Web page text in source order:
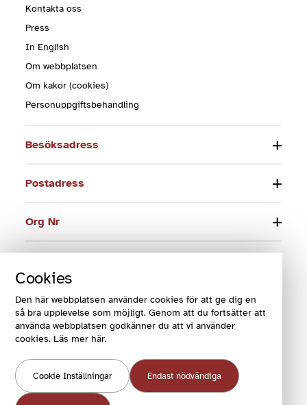
Cookies
Den här webbplatsen använder cookies för att ge dig en
så bra upplevelse som möjligt. Genom att du fortsätter att
använda webbplatsen godkänner du att vi använder
cookies. Läs mer här.
Cookie Inställningar Endast nödvändiga
Kontakta oss
Press
In English
Om webbplatsen
Om kakor (cookies)
Personuppgiftsbehandling
Besöksadress
Postadress
Org Nr
E-post
© 2024 Funktionsrätt Sverige
COOKIES OCH VILLKOR
COOKIEINSTÄLLNINGAR